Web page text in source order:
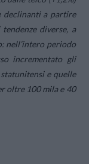
declinanti a partire
diverse, a
nell’intero periodo
incrementato gli
e quelle
oltre 100 mila e 40